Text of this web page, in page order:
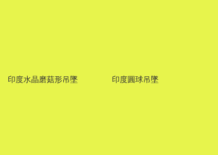
印度水晶磨菇形吊墜 印度圓球吊墜